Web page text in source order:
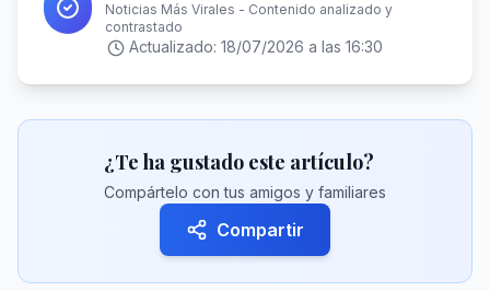
Noticias Más Virales - Contenido analizado y
contrastado
Actualizado: 18/07/2026 a las 16:30
¿Te ha gustado este artículo?
Compártelo con tus amigos y familiares
Compartir